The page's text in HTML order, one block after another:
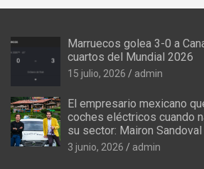
Marruecos golea 3-0 a
cuartos del Mundial 2026
15 julio, 2026 admin
El empresario mexicano
coches eléctricos cuando
su sector: Mairon Sandoval
3 junio, 2026 admin